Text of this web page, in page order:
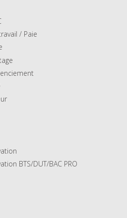
/ Paie
BTS/DUT/BAC PRO